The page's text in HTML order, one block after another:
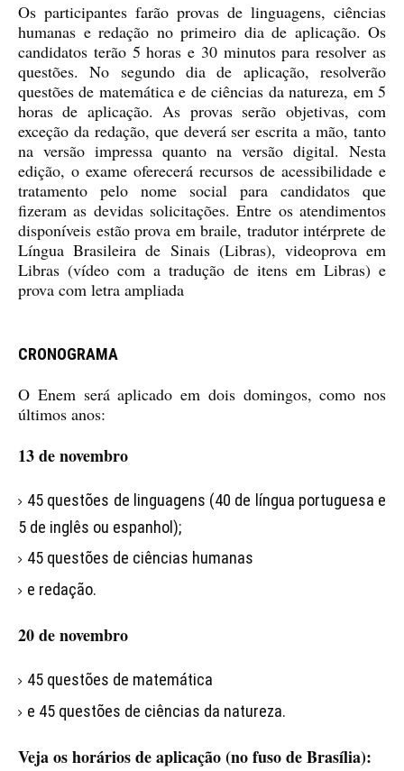
Os participantes farão provas de linguagens, ciências
humanas e redação no primeiro dia de aplicação. Os
candidatos terão 5 horas e 30 minutos para resolver as
questões. No segundo dia de aplicação, resolverão
questões de matemática e de ciências da natureza, em 5
horas de aplicação. As provas serão objetivas, com
exceção da redação, que deverá ser escrita a mão, tanto
na versão impressa quanto na versão digital. Nesta
edição, o exame oferecerá recursos de acessibilidade e
tratamento pelo nome social para candidatos que
fizeram as devidas solicitações. Entre os atendimentos
disponíveis estão prova em braile, tradutor intérprete de
Língua Brasileira de Sinais (Libras), videoprova em
Libras (vídeo com a tradução de itens em Libras) e
prova com letra ampliada
CRONOGRAMA
O Enem será aplicado em dois domingos, como nos
últimos anos:
13 de novembro
45 questões de linguagens (40 de língua portuguesa e
5 de inglês ou espanhol);
45 questões de ciências humanas
e redação.
20 de novembro
45 questões de matemática
e 45 questões de ciências da natureza.
Veja os horários de aplicação (no fuso de Brasília):